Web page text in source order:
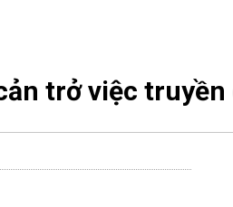
trở việc